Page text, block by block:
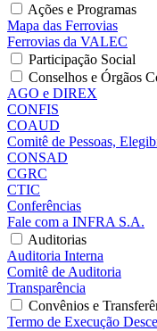
Ações e Programas
Mapa das Ferrovias
Ferrovias da VALEC
Participação Social
Conselhos e Órgãos
AGO e DIREX
CONFIS
COAUD
Comitê de Pessoas,
CONSAD
CGRC
CTIC
Conferências
Fale com a INFRA S.A.
Auditorias
Auditoria Interna
Comitê de Auditoria
Transparência
Convênios e
Termo de Execução